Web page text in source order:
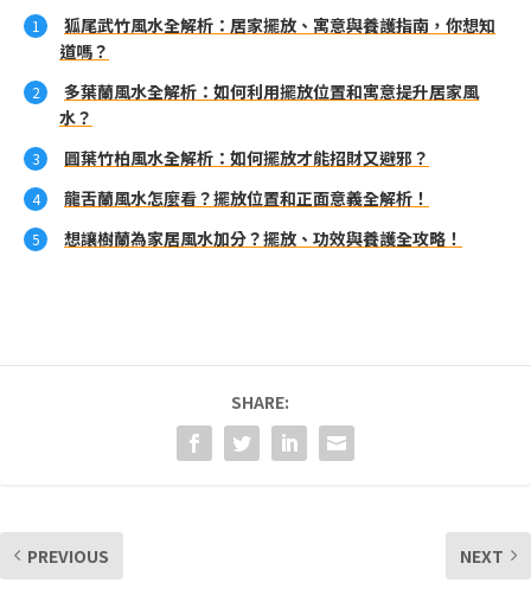
狐尾武竹風水全解析：居家擺放、寓意與養護指南，你想知
道嗎？
多葉蘭風水全解析：如何利用擺放位置和寓意提升居家風
水？
圓葉竹柏風水全解析：如何擺放才能招財又避邪？
龍舌蘭風水怎麼看？擺放位置和正面意義全解析！
想讓樹蘭為家居風水加分？擺放、功效與養護全攻略！
SHARE:
PREVIOUS NEXT